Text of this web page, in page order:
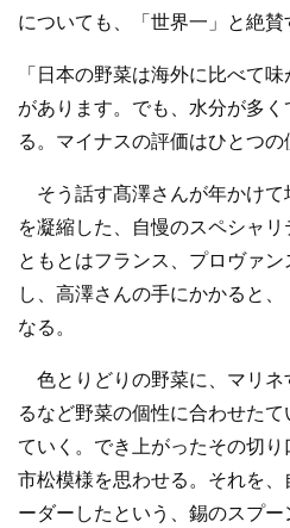
についても、「世界一」と絶賛
「日本の野菜は海外に比べて
があります。でも、水分が多く
る。マイナスの評価はひとつの
そう話す髙澤さんが年かけて
を凝縮した、自慢のスペシャ
ともとはフランス、プロヴァ
し、高澤さんの手にかかると
なる。
色とりどりの野菜に、マリネ
るなど野菜の個性に合わせた
ていく。でき上がったその切
市松模様を思わせる。それを
ーダーしたという、錫のスプ